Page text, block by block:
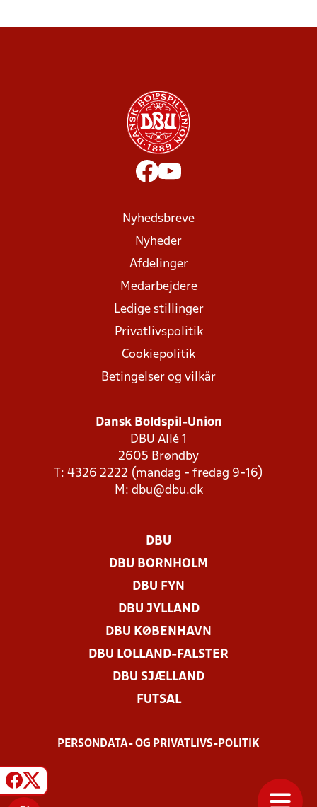
Nyhedsbreve
Nyheder
Afdelinger
Medarbejdere
Ledige stillinger
Privatlivspolitik
Cookiepolitik
Betingelser og vilkår
Dansk Boldspil-Union
DBU Allé 1
2605 Brøndby
T: 4326 2222 (mandag - fredag 9-16)
M: dbu@dbu.dk
DBU
DBU BORNHOLM
DBU FYN
DBU JYLLAND
DBU KØBENHAVN
DBU LOLLAND-FALSTER
DBU SJÆLLAND
FUTSAL
PERSONDATA- OG PRIVATLIVS-POLITIK